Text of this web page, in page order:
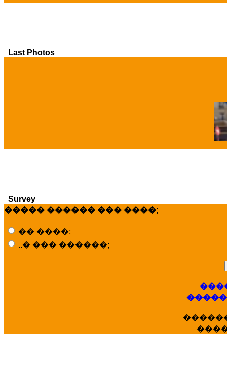
Last Photos
Survey
����� ������ ��� ����;
�� ����;
..� ��� ������;